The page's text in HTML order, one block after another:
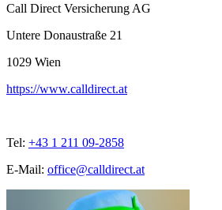
Call Direct Versicherung AG
Untere Donaustraße 21
1029 Wien
https://www.calldirect.at
Tel: +43 1 211 09-2858
E-Mail: office@calldirect.at